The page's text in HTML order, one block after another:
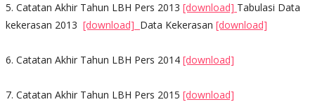
5. Catatan Akhir Tahun LBH Pers 2013 [download] Tabulasi Data
kekerasan 2013 [download] Data Kekerasan [download]
6. Catatan Akhir Tahun LBH Pers 2014 [download]
7. Catatan Akhir Tahun LBH Pers 2015 [download]